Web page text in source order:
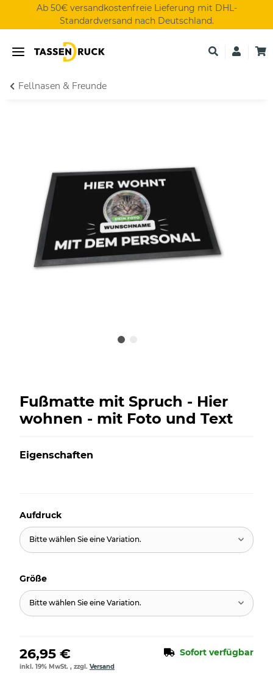
Ab 50€ versandkostenfreie Lieferung mit DHL-
Standardversand nach Deutschland.
Fellnasen & Freunde
Fußmatte mit Spruch - Hier
wohnen - mit Foto und Text
Eigenschaften
Aufdruck
Bitte wählen Sie eine Variation.
Größe
Bitte wählen Sie eine Variation.
26,95 € Sofort verfügbar
inkl. 19% MwSt. , zzgl. Versand